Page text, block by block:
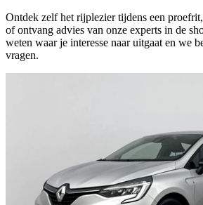
Ontdek zelf het rijplezier tijdens een
of ontvang advies van onze experts in de
weten waar je interesse naar uitgaat en we
vragen.